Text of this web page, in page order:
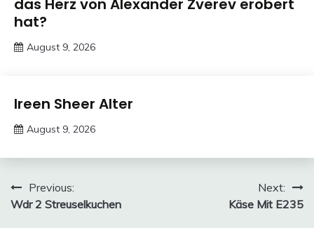
das Herz von Alexander Zverev erobert
hat?
August 9, 2026
Trends
Ireen Sheer Alter
August 9, 2026
Meme
Post
navigation
Previous:
Wdr 2 Streuselkuchen
Next:
Käse Mit E235